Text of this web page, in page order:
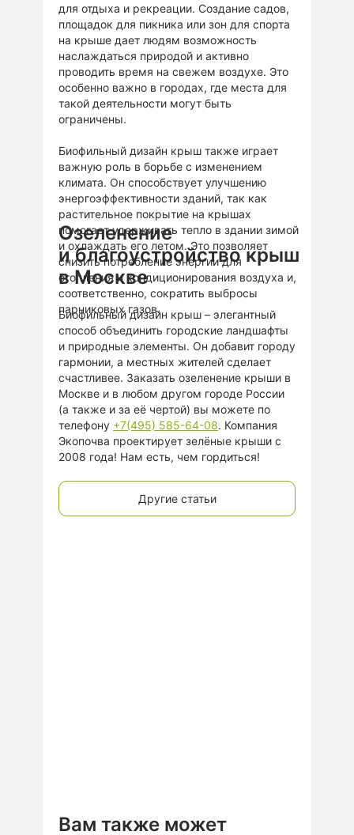
для отдыха и рекреации. Создание садов,
площадок для пикника или зон для спорта
на крыше дает людям возможность
наслаждаться природой и активно
проводить время на свежем воздухе. Это
особенно важно в городах, где места для
такой деятельности могут быть
ограничены.
Биофильный дизайн крыш также играет
важную роль в борьбе с изменением
климата. Он способствует улучшению
энергоэффективности зданий, так как
растительное покрытие на крышах
помогает удерживать тепло в здании зимой
и охлаждать его летом. Это позволяет
снизить потребление энергии для
отопления и кондиционирования воздуха и,
соответственно, сократить выбросы
парниковых газов.
Другие статьи
Озеленение
и благоустройство крыш
в Москве
Биофильный дизайн крыш – элегантный
способ объединить городские ландшафты
и природные элементы. Он добавит городу
гармонии, а местных жителей сделает
счастливее. Заказать озеленение крыши в
Москве и в любом другом городе России
(а также и за её чертой) вы можете по
телефону +7(495) 585-64-08. Компания
Экопочва проектирует зелёные крыши с
2008 года! Нам есть, чем гордиться!
Вам также может